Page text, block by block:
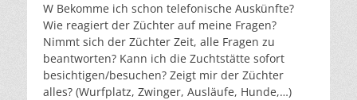
W Bekomme ich schon telefonische Auskünfte?
Wie reagiert der Züchter auf meine Fragen?
Nimmt sich der Züchter Zeit, alle Fragen zu
beantworten? Kann ich die Zuchtstätte sofort
besichtigen/besuchen? Zeigt mir der Züchter
alles? (Wurfplatz, Zwinger, Ausläufe, Hunde,…)